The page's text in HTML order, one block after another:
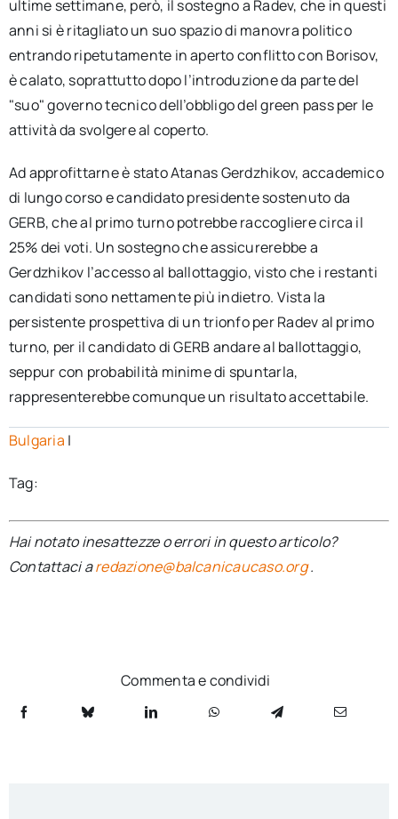
ultime settimane, però, il sostegno a Radev, che in questi
anni si è ritagliato un suo spazio di manovra politico
entrando ripetutamente in aperto conflitto con Borisov,
è calato, soprattutto dopo l’introduzione da parte del
"suo" governo tecnico dell’obbligo del green pass per le
attività da svolgere al coperto.
Ad approfittarne è stato Atanas Gerdzhikov, accademico
di lungo corso e candidato presidente sostenuto da
GERB, che al primo turno potrebbe raccogliere circa il
25% dei voti. Un sostegno che assicurerebbe a
Gerdzhikov l’accesso al ballottaggio, visto che i restanti
candidati sono nettamente più indietro. Vista la
persistente prospettiva di un trionfo per Radev al primo
turno, per il candidato di GERB andare al ballottaggio,
seppur con probabilità minime di spuntarla,
rappresenterebbe comunque un risultato accettabile.
Bulgaria |
Tag:
Hai notato inesattezze o errori in questo articolo?
Contattaci aredazione@balcanicaucaso.org.
Commenta e condividi